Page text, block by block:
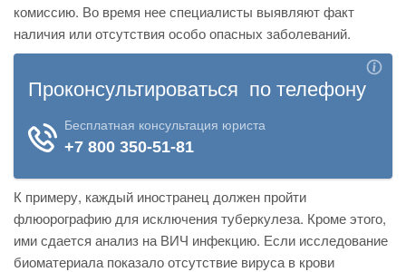
комиссию. Во время нее специалисты выявляют факт
наличия или отсутствия особо опасных заболеваний.
К примеру, каждый иностранец должен пройти
флюорографию для исключения туберкулеза. Кроме этого,
ими сдается анализ на ВИЧ инфекцию. Если исследование
биоматериала показало отсутствие вируса в крови